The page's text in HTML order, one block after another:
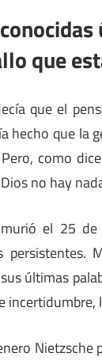
que
que el
hecho que la
como
no hay
el 25 de
últimas